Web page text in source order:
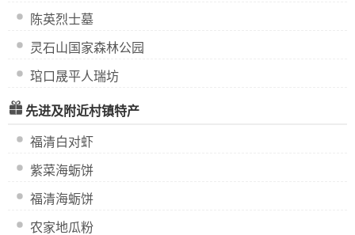
陈英烈士墓
灵石山国家森林公园
琯口晟平人瑞坊
先进及附近村镇特产
福清白对虾
紫菜海蛎饼
福清海蛎饼
农家地瓜粉